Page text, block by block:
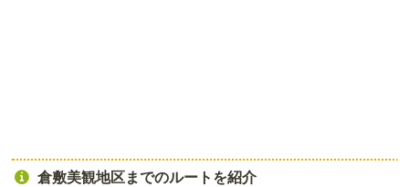
倉敷美観地区までのルートを紹介